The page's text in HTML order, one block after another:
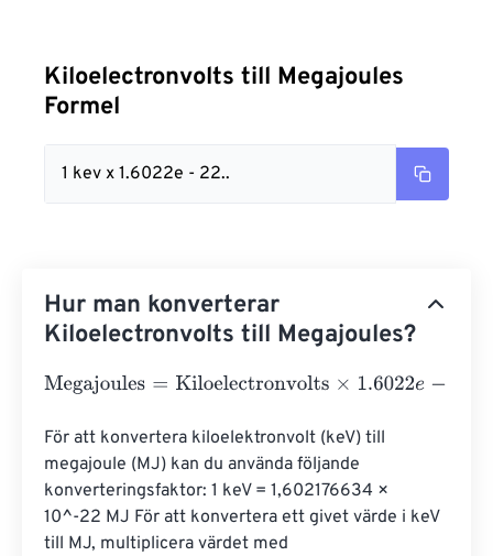
Kiloelectronvolts till Megajoules
Formel
1 kev x 1.6022e - 22..
Hur man konverterar
Kiloelectronvolts till Megajoules?
Megajoules= Kiloelectronvolts×1.6022e -22
För att konvertera kiloelektronvolt (keV) till
megajoule (MJ) kan du använda följande
konverteringsfaktor: 1 keV = 1,602176634 ×
10^-22 MJ För att konvertera ett givet värde i keV
till MJ, multiplicera värdet med